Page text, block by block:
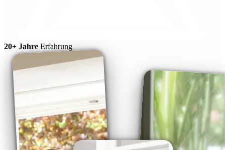
20+ Jahre Erfahrung